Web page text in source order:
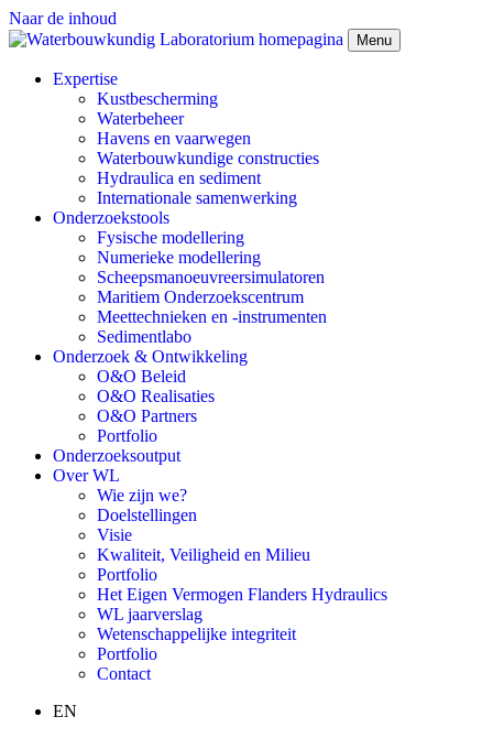
Naar de inhoud
Menu
Expertise
Kustbescherming
Waterbeheer
Havens en vaarwegen
Waterbouwkundige constructies
Hydraulica en sediment
Internationale samenwerking
Onderzoekstools
Fysische modellering
Numerieke modellering
Scheepsmanoeuvreersimulatoren
Maritiem Onderzoekscentrum
Meettechnieken en -instrumenten
Sedimentlabo
Onderzoek & Ontwikkeling
O&O Beleid
O&O Realisaties
O&O Partners
Portfolio
Onderzoeksoutput
Over WL
Wie zijn we?
Doelstellingen
Visie
Kwaliteit, Veiligheid en Milieu
Portfolio
Het Eigen Vermogen Flanders Hydraulics
WL jaarverslag
Wetenschappelijke integriteit
Portfolio
Contact
EN